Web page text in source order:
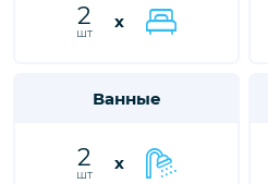
2
шт
x
Ванные
2
шт
x